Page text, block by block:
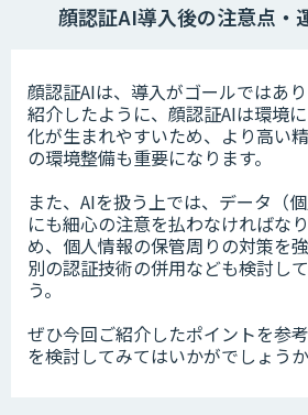
顔認証AI導入後の注意点・
顔認証AIは、導入がゴールではあ
紹介したように、顔認証AIは環境
化が生まれやすいため、より高い
の環境整備も重要になります。
また、AIを扱う上では、データ（
にも細心の注意を払わなければな
め、個人情報の保管周りの対策を
別の認証技術の併用なども検討し
う。
ぜひ今回ご紹介したポイントを参
を検討してみてはいかがでしょうか